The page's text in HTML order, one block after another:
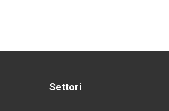
Settori